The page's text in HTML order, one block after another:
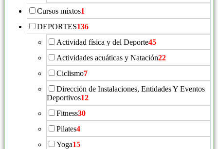
Cursos mixtos1
DEPORTES136
Actividad física y del Deporte45
Actividades acuáticas y Natación22
Ciclismo7
Dirección de Instalaciones, Entidades Y Eventos
Deportivos12
Fitness30
Pilates4
Yoga15